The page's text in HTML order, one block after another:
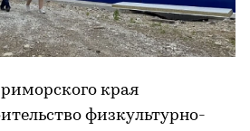
края
физкультурно-